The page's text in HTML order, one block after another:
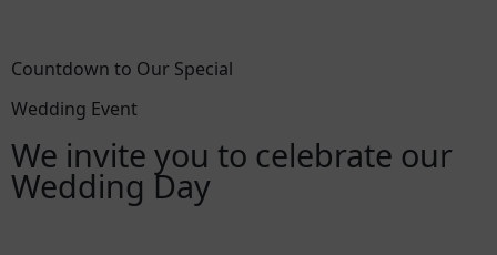
Countdown to Our Special
Wedding Event
We invite you to celebrate our
Wedding Day